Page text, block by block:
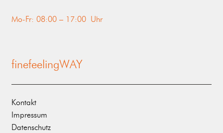
Mo-Fr: 08:00 – 17:00 Uhr
finefeelingWAY
Kontakt
Impressum
Datenschutz